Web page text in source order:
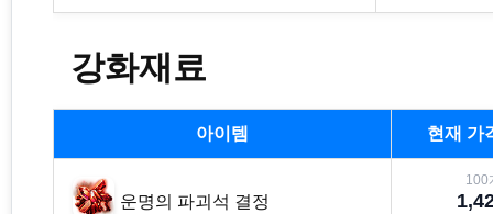
강화재료
아이템 현재 가
운명의 파괴석 결정
100